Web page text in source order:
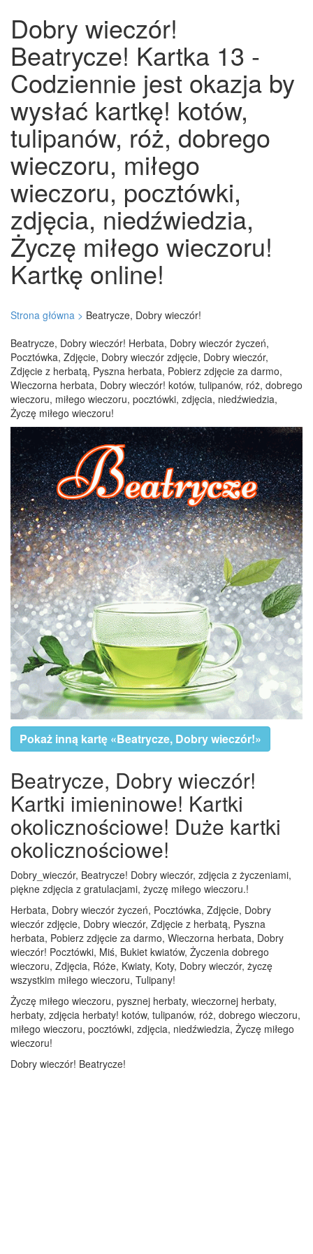
Dobry wieczór!
Beatrycze! Kartka 13 -
Codziennie jest okazja by
wysłać kartkę! kotów,
tulipanów, róż, dobrego
wieczoru, miłego
wieczoru, pocztówki,
zdjęcia, niedźwiedzia,
Życzę miłego wieczoru!
Kartkę online!
Strona główna > Beatrycze, Dobry wieczór!
Beatrycze, Dobry wieczór! Herbata, Dobry wieczór życzeń,
Pocztówka, Zdjęcie, Dobry wieczór zdjęcie, Dobry wieczór,
Zdjęcie z herbatą, Pyszna herbata, Pobierz zdjęcie za darmo,
Wieczorna herbata, Dobry wieczór! kotów, tulipanów, róż, dobrego
wieczoru, miłego wieczoru, pocztówki, zdjęcia, niedźwiedzia,
Życzę miłego wieczoru!
Pokaż inną kartę «Beatrycze, Dobry wieczór!»
Beatrycze, Dobry wieczór!
Kartki imieninowe! Kartki
okolicznościowe! Duże kartki
okolicznościowe!
Dobry_wieczór, Beatrycze! Dobry wieczór, zdjęcia z życzeniami,
piękne zdjęcia z gratulacjami, życzę miłego wieczoru.!
Herbata, Dobry wieczór życzeń, Pocztówka, Zdjęcie, Dobry
wieczór zdjęcie, Dobry wieczór, Zdjęcie z herbatą, Pyszna
herbata, Pobierz zdjęcie za darmo, Wieczorna herbata, Dobry
wieczór! Pocztówki, Miś, Bukiet kwiatów, Życzenia dobrego
wieczoru, Zdjęcia, Róże, Kwiaty, Koty, Dobry wieczór, życzę
wszystkim miłego wieczoru, Tulipany!
Życzę miłego wieczoru, pysznej herbaty, wieczornej herbaty,
herbaty, zdjęcia herbaty! kotów, tulipanów, róż, dobrego wieczoru,
miłego wieczoru, pocztówki, zdjęcia, niedźwiedzia, Życzę miłego
wieczoru!
Dobry wieczór! Beatrycze!